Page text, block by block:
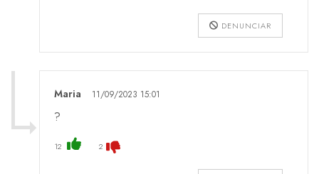
DENUNCIAR
Maria 11/09/2023 15:01
?
12 2